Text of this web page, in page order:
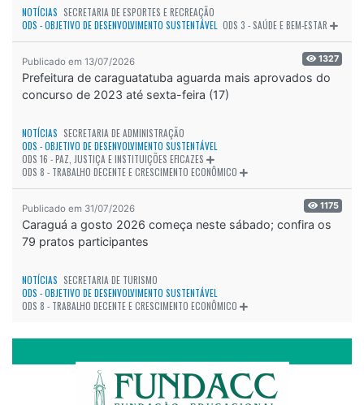
NOTÍCIAS SECRETARIA DE ESPORTES E RECREAÇÃO
ODS - OBJETIVO DE DESENVOLVIMENTO SUSTENTÁVEL ODS 3 - SAÚDE E BEM-ESTAR
Publicado em 13/07/2026 1327
Prefeitura de caraguatatuba aguarda mais aprovados do
concurso de 2023 até sexta-feira (17)
NOTÍCIAS SECRETARIA DE ADMINISTRAÇÃO
ODS - OBJETIVO DE DESENVOLVIMENTO SUSTENTÁVEL
ODS 16 - PAZ, JUSTIÇA E INSTITUIÇÕES EFICAZES
ODS 8 - TRABALHO DECENTE E CRESCIMENTO ECONÔMICO
Publicado em 31/07/2026 1175
Caraguá a gosto 2026 começa neste sábado; confira os
79 pratos participantes
NOTÍCIAS SECRETARIA DE TURISMO
ODS - OBJETIVO DE DESENVOLVIMENTO SUSTENTÁVEL
ODS 8 - TRABALHO DECENTE E CRESCIMENTO ECONÔMICO